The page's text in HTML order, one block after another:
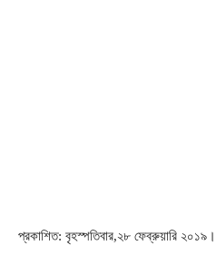
প্রকাশিত: বৃহস্পতিবার,২৮ ফেব্রুয়ারি ২০১৯।